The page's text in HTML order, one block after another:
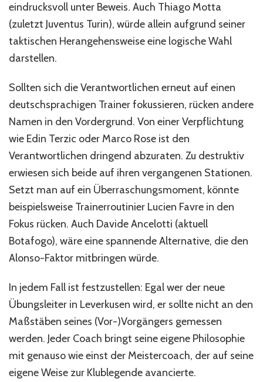
eindrucksvoll unter Beweis. Auch Thiago Motta
(zuletzt Juventus Turin), würde allein aufgrund seiner
taktischen Herangehensweise eine logische Wahl
darstellen.
Sollten sich die Verantwortlichen erneut auf einen
deutschsprachigen Trainer fokussieren, rücken andere
Namen in den Vordergrund. Von einer Verpflichtung
wie Edin Terzic oder Marco Rose ist den
Verantwortlichen dringend abzuraten. Zu destruktiv
erwiesen sich beide auf ihren vergangenen Stationen.
Setzt man auf ein Überraschungsmoment, könnte
beispielsweise Trainerroutinier Lucien Favre in den
Fokus rücken. Auch Davide Ancelotti (aktuell
Botafogo), wäre eine spannende Alternative, die den
Alonso-Faktor mitbringen würde.
In jedem Fall ist festzustellen: Egal wer der neue
Übungsleiter in Leverkusen wird, er sollte nicht an den
Maßstäben seines (Vor-)Vorgängers gemessen
werden. Jeder Coach bringt seine eigene Philosophie
mit genauso wie einst der Meistercoach, der auf seine
eigene Weise zur Klublegende avancierte.